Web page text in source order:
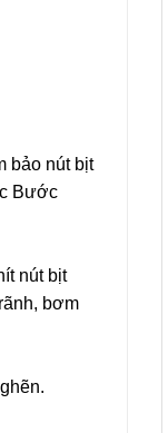
bảo nút bịt
Bước
nút bịt
bơm